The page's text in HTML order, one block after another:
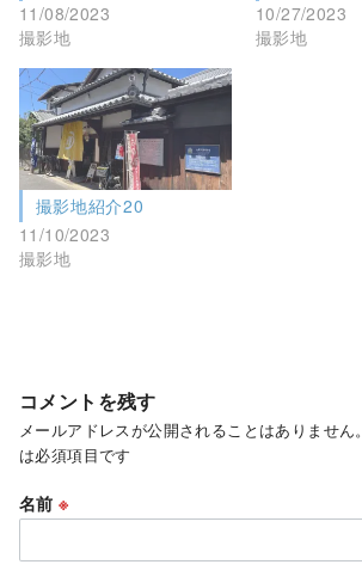
11/08/2023
撮影地
10/27/2023
撮影地
撮影地紹介20
11/10/2023
撮影地
コメントを残す
メールアドレスが公開されることはありません。
は必須項目です
名前※